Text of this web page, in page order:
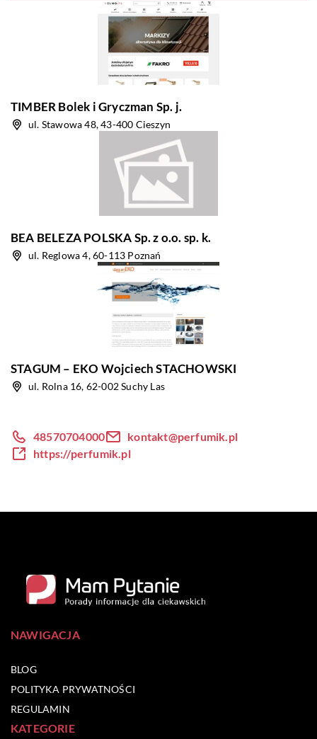
TIMBER Bolek i Gryczman Sp. j.
ul. Stawowa 48, 43-400 Cieszyn
BEA BELEZA POLSKA Sp. z o.o. sp. k.
ul. Reglowa 4, 60-113 Poznań
STAGUM – EKO Wojciech STACHOWSKI
ul. Rolna 16, 62-002 Suchy Las
48570704000
kontakt@perfumik.pl
https://perfumik.pl
NAWIGACJA
BLOG
POLITYKA PRYWATNOŚCI
REGULAMIN
KATEGORIE